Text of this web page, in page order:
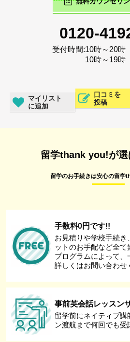
0120-
受付時間:10時～20時
10時～19時
マイリスト
に追加
口コミを
投稿
留学thank you!が選
留学のお手続きは安心の留学
手数料0円です!!
お見積りや学校手続
ットのお手配など全
プログラムによって、
詳しくはお問い合わせ
事前英会話レッスン
留学前にネイティブ講
ン渡航まで何回でも受